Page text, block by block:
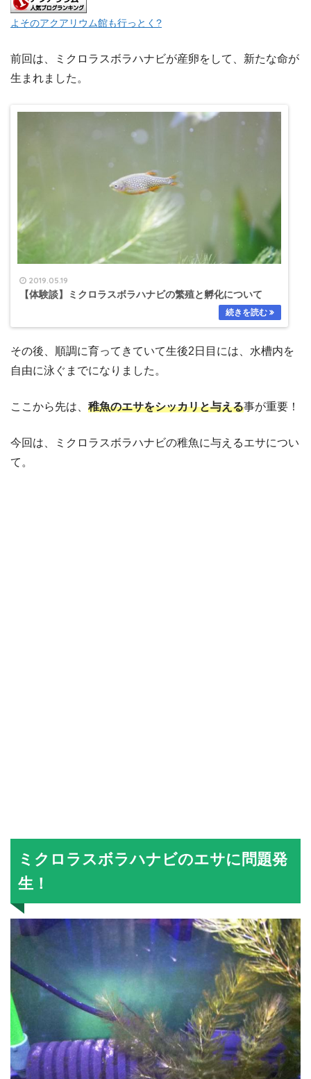
よそのアクアリウム館も行っとく?
前回は、ミクロラスボラハナビが産卵をして、新たな命が
生まれました。
2019.05.19
【体験談】ミクロラスボラハナビの繁殖と孵化について
その後、順調に育ってきていて生後2日目には、水槽内を
自由に泳ぐまでになりました。
ここから先は、 稚魚のエサをシッカリと与える事が重要！
今回は、ミクロラスボラハナビの稚魚に与えるエサについ
て。
ミクロラスボラハナビのエサに問題発
生！